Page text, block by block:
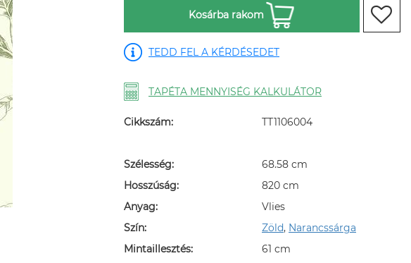
Kosárba rakom
TEDD FEL A KÉRDÉSEDET
TAPÉTA MENNYISÉG KALKULÁTOR
Cikkszám: TT1106004
Szélesség:
68.58 cm
Hosszúság:
820 cm
Anyag:
Vlies
Szín:
Zöld, Narancssárga
Mintaillesztés:
61 cm